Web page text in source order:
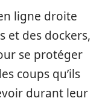
ligne droite
et des dockers,
se protéger
coups qu’ils
durant leur